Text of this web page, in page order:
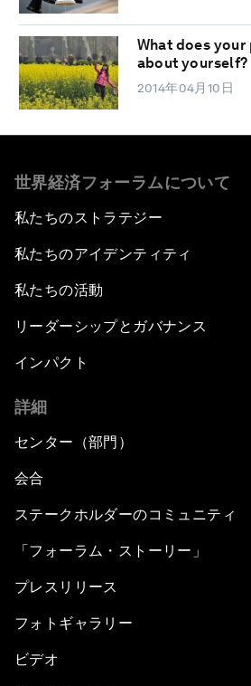
What does
about yourself?
2014年04月10日
世界経済フォーラムについて
私たちのストラテジー
私たちのアイデンティティ
私たちの活動
リーダーシップとガバナンス
インパクト
詳細
センター（部門）
会合
ステークホルダーのコミュニティ
「フォーラム・ストーリー」
プレスリリース
フォトギャラリー
ビデオ